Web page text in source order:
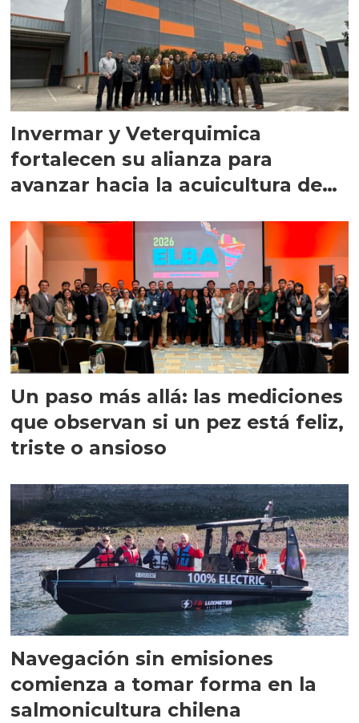
Invermar y Veterquimica
fortalecen su alianza para
avanzar hacia la acuicultura de
Un paso más allá: las mediciones
que observan si un pez está feliz,
triste o ansioso
Navegación sin emisiones
comienza a tomar forma en la
salmonicultura chilena